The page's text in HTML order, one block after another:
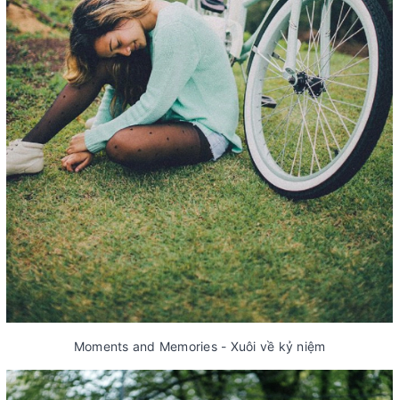
Moments and Memories - Xuôi về kỷ niệm